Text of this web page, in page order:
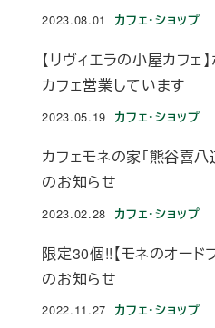
投稿日
2023.08.01 カフェ・ショップ
【リヴィエラの小屋カフェ
カフェ営業しています
投稿日
2023.05.19 カフェ・ショップ
カフェモネの家「熊谷喜八
のお知らせ
投稿日
2023.02.28 カフェ・ショップ
限定30個!!【モネのオード
のお知らせ
投稿日
2022.11.27 カフェ・ショップ